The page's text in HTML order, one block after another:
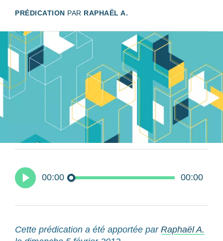
PRÉDICATION PAR RAPHAËL A.
00:00 00:00
Cette prédication a été apportée par Raphaël A.